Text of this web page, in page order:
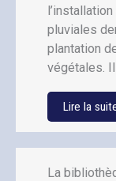
pluviales
plantation
végétales.
Lire la
La